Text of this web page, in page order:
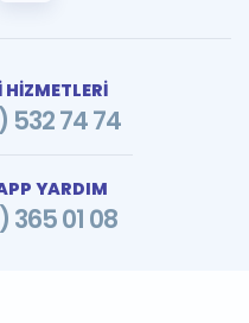
HİZMETLERİ
532 74 74
YARDIM
365 01 08